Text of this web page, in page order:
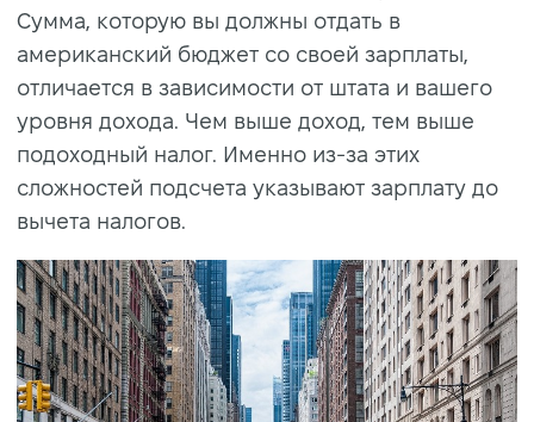
Сумма, которую вы должны отдать в
американский бюджет со своей зарплаты,
отличается в зависимости от штата и вашего
уровня дохода. Чем выше доход, тем выше
подоходный налог. Именно из-за этих
сложностей подсчета указывают зарплату до
вычета налогов.